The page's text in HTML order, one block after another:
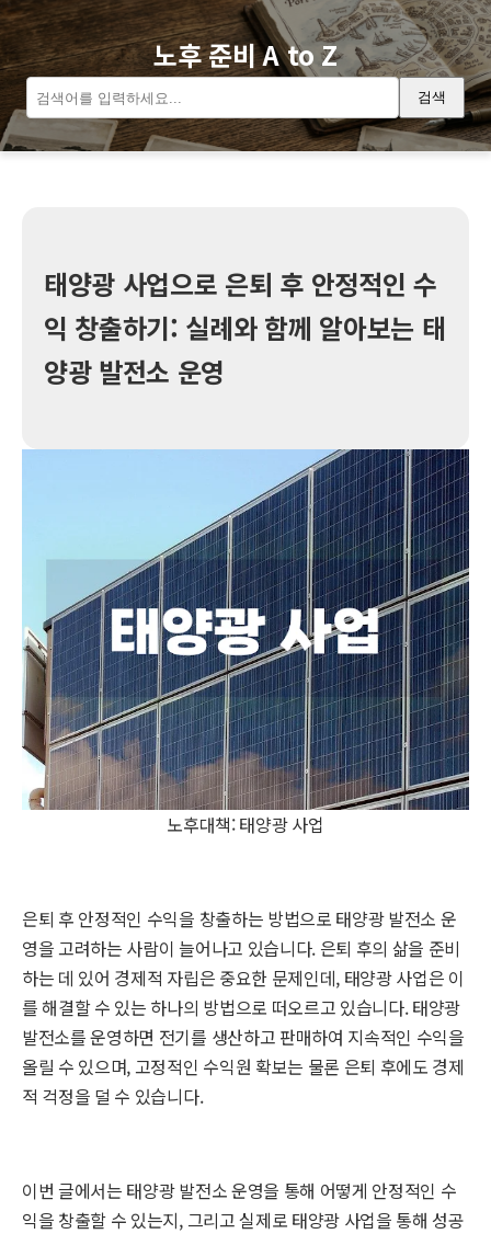
노후 준비 A to Z
검색
태양광 사업으로 은퇴 후 안정적인 수
익 창출하기: 실례와 함께 알아보는 태
양광 발전소 운영
노후대책: 태양광 사업
은퇴 후 안정적인 수익을 창출하는 방법으로 태양광 발전소 운
영을 고려하는 사람이 늘어나고 있습니다. 은퇴 후의 삶을 준비
하는 데 있어 경제적 자립은 중요한 문제인데, 태양광 사업은 이
를 해결할 수 있는 하나의 방법으로 떠오르고 있습니다. 태양광
발전소를 운영하면 전기를 생산하고 판매하여 지속적인 수익을
올릴 수 있으며, 고정적인 수익원 확보는 물론 은퇴 후에도 경제
적 걱정을 덜 수 있습니다.
이번 글에서는 태양광 발전소 운영을 통해 어떻게 안정적인 수
익을 창출할 수 있는지, 그리고 실제로 태양광 사업을 통해 성공